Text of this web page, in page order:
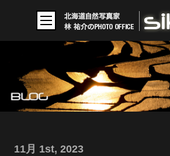
11月 1st, 2023